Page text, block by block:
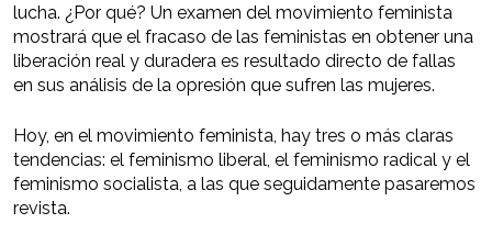
lucha. ¿Por qué? Un examen del movimiento feminista
mostrará que el fracaso de las feministas en obtener una
liberación real y duradera es resultado directo de fallas
en sus análisis de la opresión que sufren las mujeres.
Hoy, en el movimiento feminista, hay tres o más claras
tendencias: el feminismo liberal, el feminismo radical y el
feminismo socialista, a las que seguidamente pasaremos
revista.